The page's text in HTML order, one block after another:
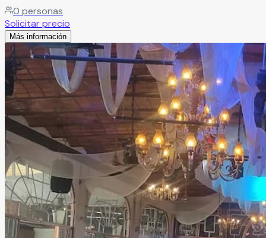
imponente pérgola toma protagonismo como mesa
principal, creando ese punto focal que toda celebración
necesita.Leer más
0 personas
Solicitar precio
Más información